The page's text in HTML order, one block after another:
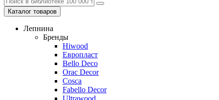
Каталог товаров
Лепнина
Бренды
Hiwood
Европласт
Bello Deco
Orac Decor
Cosca
Fabello Decor
Ultrawood